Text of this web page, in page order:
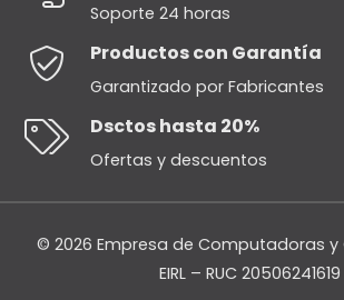
Soporte 24 horas
Productos con Garantía
Garantizado por Fabricantes
Dsctos hasta 20%
Ofertas y descuentos
© 2026 Empresa de Computadoras
EIRL – RUC 20506241619